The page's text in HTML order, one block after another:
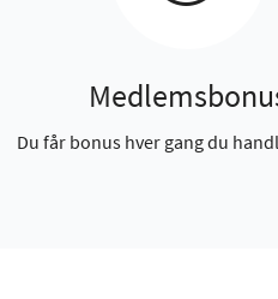
Du får bonus hver gang du